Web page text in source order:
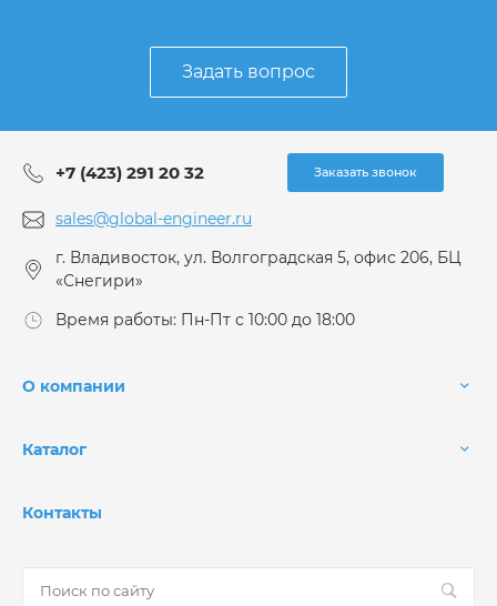
Задать вопрос
+7 (423) 291 20 32 Заказать звонок
sales@global-engineer.ru
г. Владивосток, ул. Волгоградская 5, офис 206, БЦ
«Снегири»
Время работы: Пн-Пт с 10:00 до 18:00
О компании
Каталог
Контакты